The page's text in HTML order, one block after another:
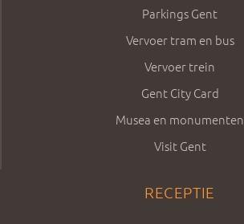
Parkings Gent
Vervoer tram en bus
Vervoer trein
Gent City Card
Musea en monumenten
Visit Gent
RECEPTIE